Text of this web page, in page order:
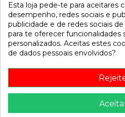
Disponível a partir de: 2022-04-
Descrição
10.98 - 12.00 1.8i | 10.98 - 12.00
Esta loja pede-te para aceitares
desempenho, redes sociais e
publicidade e de redes sociais
para te oferecer funcionalidades
personalizados. Aceitas estes
de dados pessoais envolvidos?